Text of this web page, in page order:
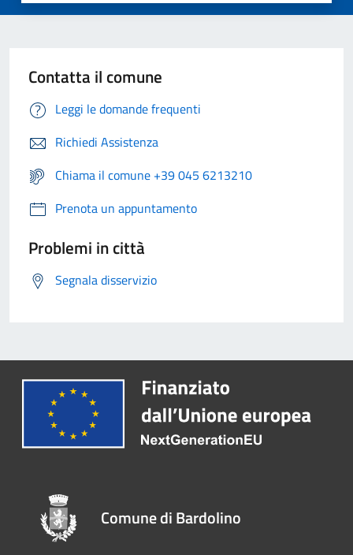
Contatta il comune
Leggi le domande frequenti
Richiedi Assistenza
Chiama il comune +39 045 6213210
Prenota un appuntamento
Problemi in città
Segnala disservizio
Comune di Bardolino